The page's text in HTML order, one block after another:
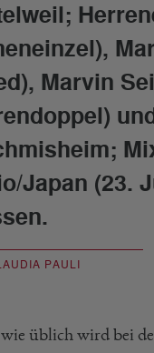
Marvin
Japan (23.
PAULI
üblich wird bei